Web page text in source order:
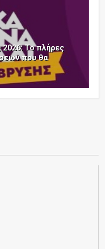
2026: Το πλήρες
που θα